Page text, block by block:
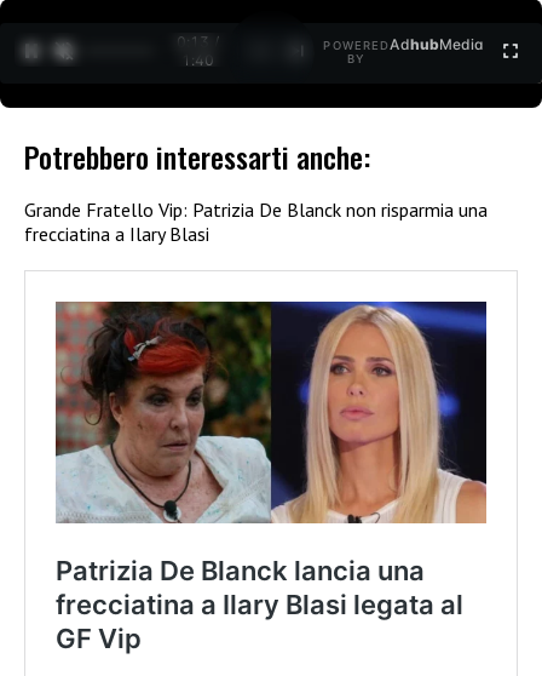
0:13 /
1:40
POWERED
BY
AdhubMedia
Potrebbero interessarti anche:
Grande Fratello Vip: Patrizia De Blanck non risparmia una
frecciatina a Ilary Blasi